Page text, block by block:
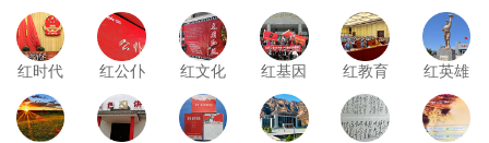
红时代 红公仆 红文化 红基因 红教育 红英雄